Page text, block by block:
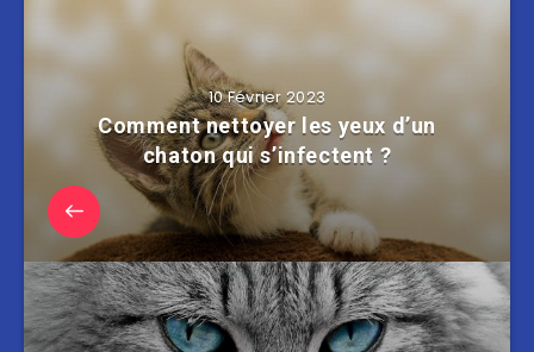
10 Février 2023
Comment nettoyer les yeux d’un
chaton qui s’infectent ?